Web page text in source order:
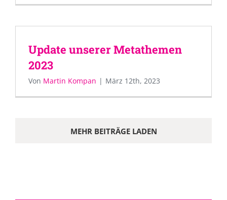
Update unserer Metathemen
2023
Von Martin Kompan | März 12th, 2023
MEHR BEITRÄGE LADEN